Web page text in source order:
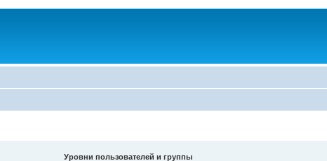
Уровни пользователей и группы